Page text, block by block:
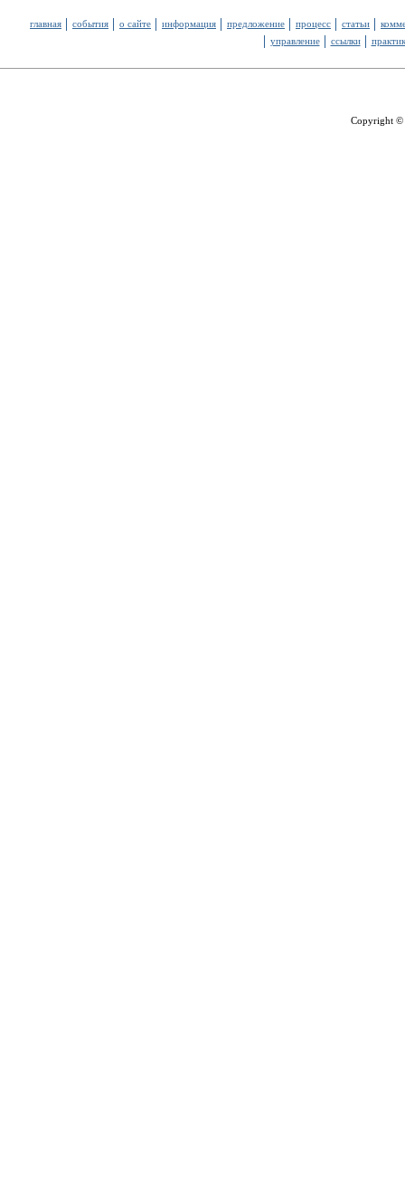
главная события о сайте информация предложение процесс статьи
управление
ссылки
Copyright ©